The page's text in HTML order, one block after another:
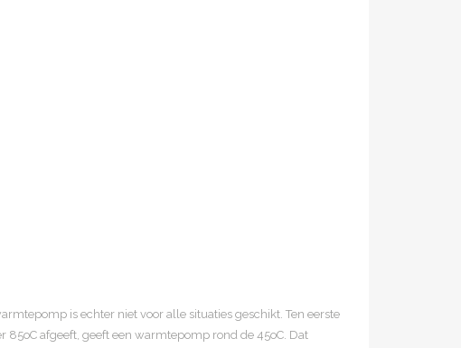
is echter niet voor alle situaties geschikt. Ten eerste
afgeeft, geeft een warmtepomp rond de 45oC. Dat